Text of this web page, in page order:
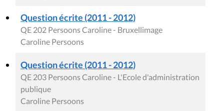
Question écrite (2011 - 2012)
QE 202 Persoons Caroline - Bruxellimage
Caroline Persoons
Question écrite (2011 - 2012)
QE 203 Persoons Caroline - L'Ecole d'administration
publique
Caroline Persoons